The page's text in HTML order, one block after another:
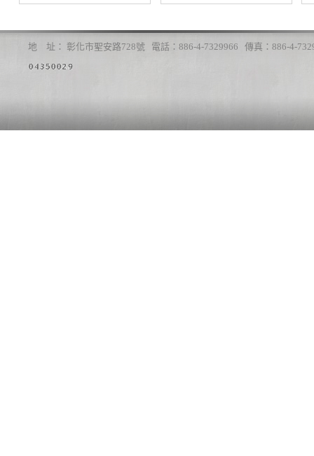
地 址： 彰化市聖安路728號 電話：886-4-7329966 傳真：886-4-